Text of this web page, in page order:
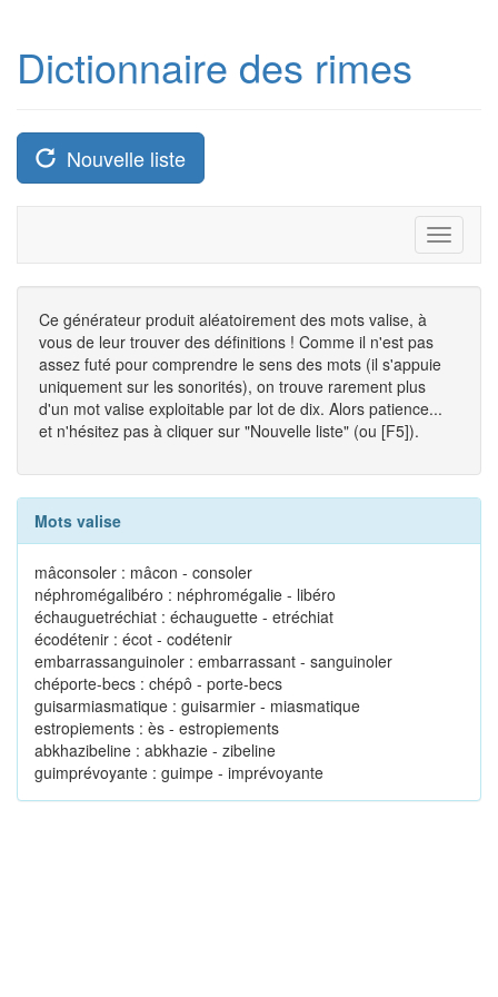
Dictionnaire des rimes
Nouvelle liste
Toggle
Ce générateur produit aléatoirement des mots valise, à
vous de leur trouver des définitions ! Comme il n'est pas
assez futé pour comprendre le sens des mots (il s'appuie
uniquement sur les sonorités), on trouve rarement plus
d'un mot valise exploitable par lot de dix. Alors patience...
et n'hésitez pas à cliquer sur "Nouvelle liste" (ou [F5]).
Mots valise
mâconsoler : mâcon - consoler
néphromégalibéro : néphromégalie - libéro
échauguetréchiat : échauguette - etréchiat
écodétenir : écot - codétenir
embarrassanguinoler : embarrassant - sanguinoler
chéporte-becs : chépô - porte-becs
guisarmiasmatique : guisarmier - miasmatique
estropiements : ès - estropiements
abkhazibeline : abkhazie - zibeline
guimprévoyante : guimpe - imprévoyante